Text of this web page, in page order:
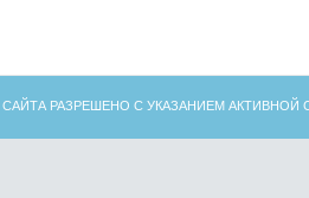
РАЗРЕШЕНО С УКАЗАНИЕМ АКТИВНОЙ